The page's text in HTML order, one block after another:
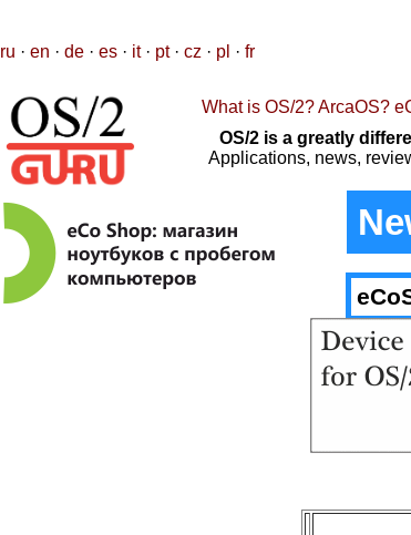
ru · en · de · es · it· pt· cz · pl · fr
What is OS/2? ArcaOS?
OS/2 is a greatly
Applications, news,